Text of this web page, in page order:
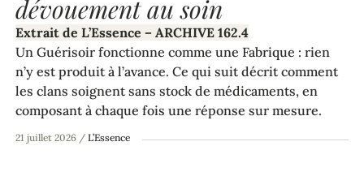
dévouement au soin
21 juillet 2026 / L’Essence
Extrait de L’Essence – ARCHIVE 162.4
Un Guérisoir fonctionne comme une Fabrique : rien
n’y est produit à l’avance. Ce qui suit décrit comment
les clans soignent sans stock de médicaments, en
composant à chaque fois une réponse sur mesure.